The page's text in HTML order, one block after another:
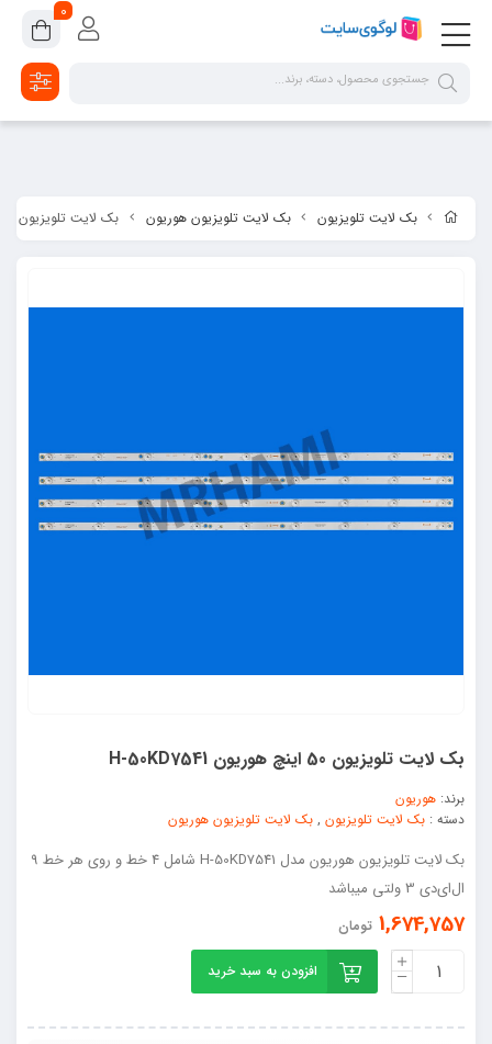
google-site-verification=2dpsKhLIIAHaFZv7ls8lTUR9x1vsg8CYawLf8yMaX1s
بک لایت تلویزیون بک لایت تلویزیون هوریون بک لایت تلویزیون 50 اینچ هوریون H-50KD7541
بک لایت تلویزیون 50 اینچ هوریون H-50KD7541
برند: هوریون
دسته : بک لایت تلویزیون , بک لایت تلویزیون هوریون
بک لایت تلویزیون هوریون مدل H-50KD7541 شامل 4 خط و روی هر خط 9
ال‌ای‌دی 3 ولتی میباشد
1,674,757 تومان
افزودن به سبد خرید
0